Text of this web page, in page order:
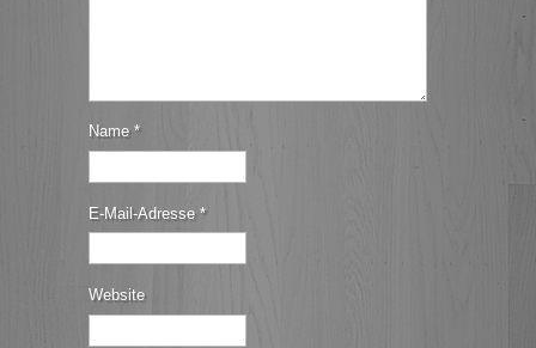
Name *
E-Mail-Adresse *
Website